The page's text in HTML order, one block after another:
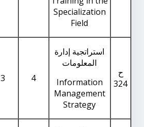
Specialization
Field
ح
324
استراتجية إدارة
المعلومات
Information
Management
Strategy
4
3